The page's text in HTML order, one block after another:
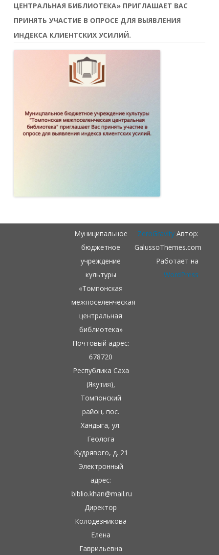
ЦЕНТРАЛЬНАЯ БИБЛИОТЕКА» ПРИГЛАШАЕТ ВАС
ПРИНЯТЬ УЧАСТИЕ В ОПРОСЕ ДЛЯ ВЫЯВЛЕНИЯ
ИНДЕКСА КЛИЕНТСКИХ УСИЛИЙ.
Муниципальное
бюджетное
учреждение
культуры
«Томпонская
межпоселенческая
центральная
библиотека»
Почтовый адрес:
678720
Республика Саха
(Якутия),
Томпонский
район, пос.
Хандыга, ул.
Геолога
Кудрявого, д. 21
Электронный
адрес:
biblio.khan@mail.ru
Директор
Колодезникова
Елена
Гаврильевна
ZeroGravityАвтор:
GalussoThemes.com
Работает на
WordPress